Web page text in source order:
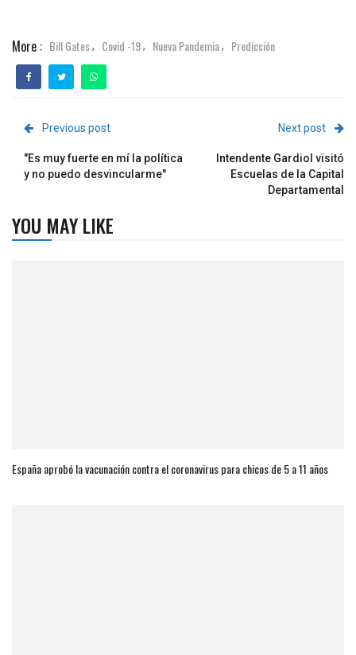
More : Bill Gates, Covid -19, Nueva Pandemia, Predicción
Previous post
"Es muy fuerte en mí la política
y no puedo desvincularme"
Next post
Intendente Gardiol visitó
Escuelas de la Capital
Departamental
YOU MAY LIKE
España aprobó la vacunación contra el coronavirus para chicos de 5 a 11 años